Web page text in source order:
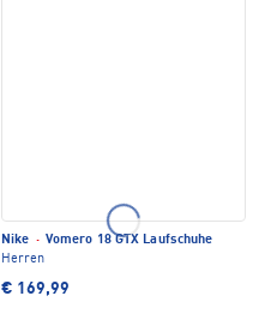
Nike · Vomero 18 GTX Laufschuhe
Herren
€ 169,99